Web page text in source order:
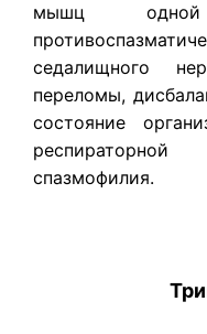
мышц
седалищного
переломы,
состояние
спазмофилия.